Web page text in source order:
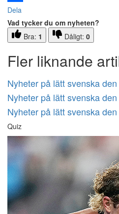
Dela
Vad tycker du om nyheten?
Bra: 1 Dåligt: 0
Fler liknande
Nyheter på lätt svenska
Nyheter på lätt svenska
Nyheter på lätt svenska
Quiz